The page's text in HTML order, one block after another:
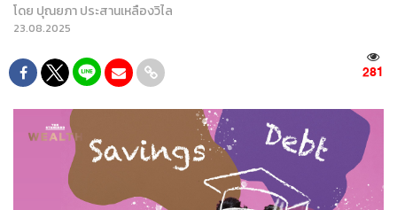
โดย ปุณยภา ประสานเหลืองวิไล
23.08.2025
281